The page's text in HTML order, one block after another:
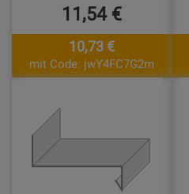
11,54 €
10,73 €
mit Code: jwY4FC7G2m